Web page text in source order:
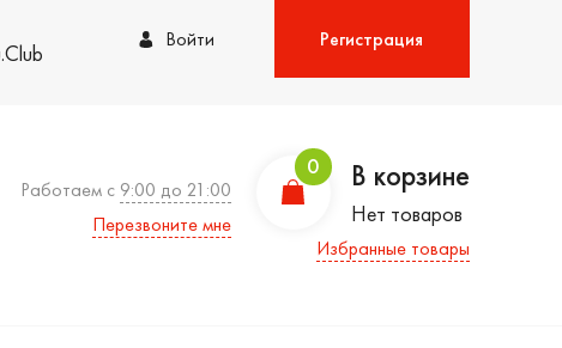
Войти Регистрация
Работаем с 9:00 до 21:00
Перезвоните мне
0 В корзине
Нет товаров
Избранные товары